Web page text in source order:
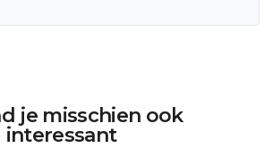
je misschien ook
interessant